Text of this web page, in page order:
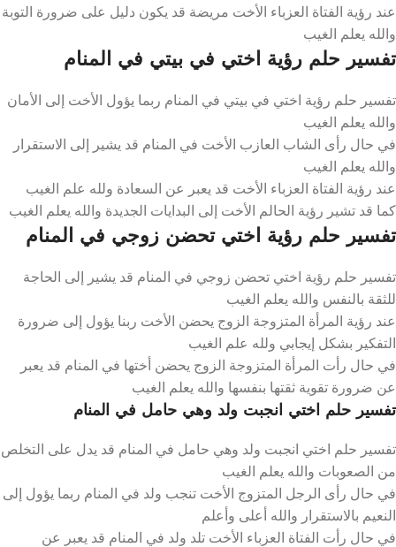
عند رؤية الفتاة العزباء الأخت مريضة قد يكون دليل على ضرورة التوبة
والله يعلم الغيب
تفسير حلم رؤية اختي في بيتي في المنام
تفسير حلم رؤية اختي في بيتي في المنام ربما يؤول الأخت إلى الأمان
والله يعلم الغيب
في حال رأى الشاب العازب الأخت في المنام قد يشير إلى الاستقرار
والله يعلم الغيب
عند رؤية الفتاة العزباء الأخت قد يعبر عن السعادة ولله علم الغيب
كما قد تشير رؤية الحالم الأخت إلى البدايات الجديدة والله يعلم الغيب
تفسير حلم رؤية اختي تحضن زوجي في المنام
تفسير حلم رؤية اختي تحضن زوجي في المنام قد يشير إلى الحاجة
للثقة بالنفس والله يعلم الغيب
عند رؤية المرأة المتزوجة الزوج يحضن الأخت ربنا يؤول إلى ضرورة
التفكير بشكل إيجابي ولله علم الغيب
في حال رأت المرأة المتزوجة الزوج يحضن أختها في المنام قد يعبر
عن ضرورة تقوية ثقتها بنفسها والله يعلم الغيب
تفسير حلم اختي انجبت ولد وهي حامل في المنام
تفسير حلم اختي انجبت ولد وهي حامل في المنام قد يدل على التخلص
من الصعوبات والله يعلم الغيب
في حال رأى الرجل المتزوج الأخت تنجب ولد في المنام ربما يؤول إلى
النعيم بالاستقرار والله أعلى وأعلم
في حال رأت الفتاة العزباء الأخت تلد ولد في المنام قد يعبر عن